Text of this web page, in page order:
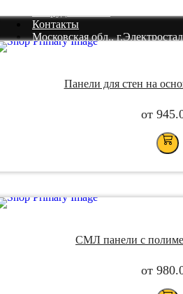
Контакты
Московская обл.,
Пн-Пт 09:00-18:00
info@standarddecor.ru
Панели для стен на
от
СМЛ панели с
от